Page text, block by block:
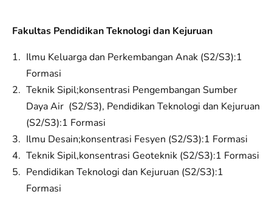
Fakultas Pendidikan Teknologi dan Kejuruan
Ilmu Keluarga dan Perkembangan Anak (S2/S3):1
Formasi
Teknik Sipil;konsentrasi Pengembangan Sumber
Daya Air (S2/S3), Pendidikan Teknologi dan Kejuruan
(S2/S3):1 Formasi
Ilmu Desain;konsentrasi Fesyen (S2/S3):1 Formasi
Teknik Sipil,konsentrasi Geoteknik (S2/S3):1 Formasi
Pendidikan Teknologi dan Kejuruan (S2/S3):1
Formasi